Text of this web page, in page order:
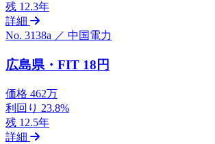
残 12.3年
詳細
No. 3138a ／ 中国電力
広島県・FIT 18円
価格 462万
利回り 23.8%
残 12.5年
詳細